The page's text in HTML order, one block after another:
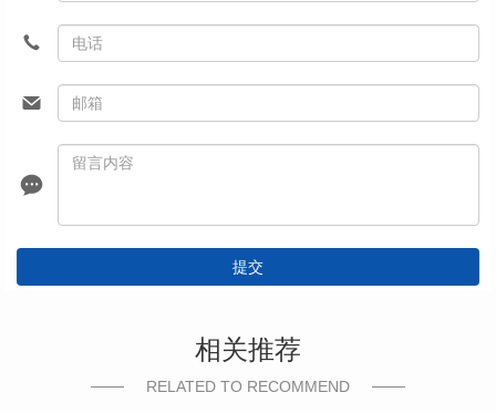
提交
相关推荐
RELATED TO RECOMMEND